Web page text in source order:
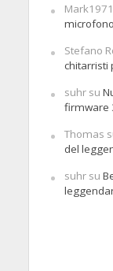
Mark1971
Stefano
chitarristi
suhrsu
firmware
Thomas
del
suhrsu